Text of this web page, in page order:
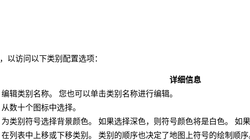
，以访问以下类别配置选项：
详细信息
编辑类别名称。 您也可以单击类别名称进行编辑。
从数十个图标中选择。
为类别符号选择背景颜色。 如果选择深色，则符号颜色将是白色。 如
在列表中上移或下移类别。 类别的顺序也决定了地图上符号的绘制顺序